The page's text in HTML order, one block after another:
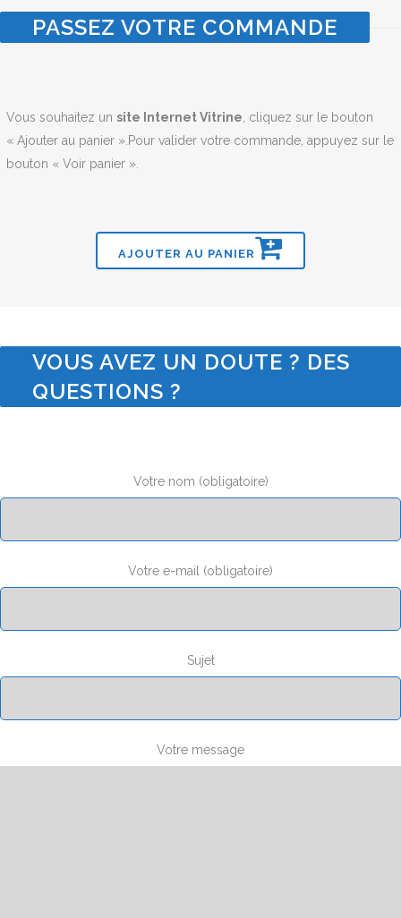
PASSEZ VOTRE COMMANDE
Vous souhaitez un site Internet Vitrine, cliquez sur le bouton
« Ajouter au panier ».Pour valider votre commande, appuyez sur le
bouton « Voir panier ».
AJOUTER AU PANIER
VOUS AVEZ UN DOUTE ? DES
QUESTIONS ?
Votre nom (obligatoire)
Votre e-mail (obligatoire)
Sujet
Votre message